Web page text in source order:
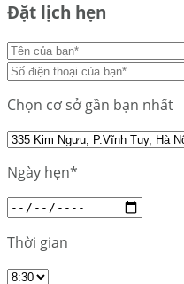
Đặt lịch hẹn
Chọn cơ sở gần bạn nhất
Ngày hẹn*
Thời gian